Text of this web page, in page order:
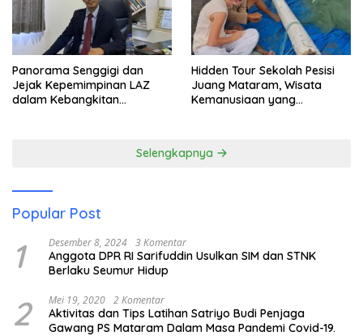
Panorama Senggigi dan
Jejak Kepemimpinan LAZ
dalam Kebangkitan
Hidden Tour Sekolah Pesisi
Juang Mataram, Wisata
Kemanusiaan yang
Selengkapnya
Popular Post
1 Desember 8, 2024 3 Komentar
Anggota DPR RI Sarifuddin Usulkan SIM dan STNK
Berlaku Seumur Hidup
2 Mei 19, 2020 2 Komentar
Aktivitas dan Tips Latihan Satriyo Budi Penjaga
Gawang PS Mataram Dalam Masa Pandemi Covid-19.